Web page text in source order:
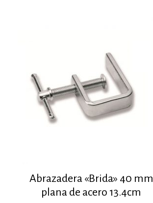
Abrazadera «Brida» 40 mm
plana de acero 13.4cm